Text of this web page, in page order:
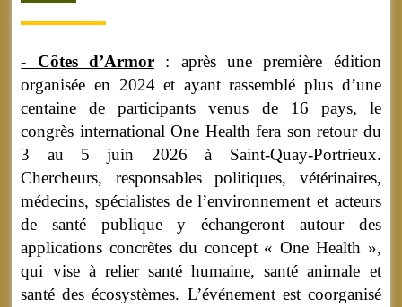
- Côtes d’Armor : après une première édition
organisée en 2024 et ayant rassemblé plus d’une
centaine de participants venus de 16 pays, le
congrès international One Health fera son retour du
3 au 5 juin 2026 à Saint-Quay-Portrieux.
Chercheurs, responsables politiques, vétérinaires,
médecins, spécialistes de l’environnement et acteurs
de santé publique y échangeront autour des
applications concrètes du concept « One Health »,
qui vise à relier santé humaine, santé animale et
santé des écosystèmes. L’événement est coorganisé